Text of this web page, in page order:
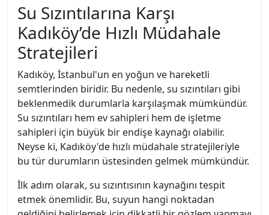
Su Sızıntılarına Karşı
Kadıköy’de Hızlı Müdahale
Stratejileri
Kadıköy, İstanbul'un en yoğun ve hareketli
semtlerinden biridir. Bu nedenle, su sızıntıları gibi
beklenmedik durumlarla karşılaşmak mümkündür.
Su sızıntıları hem ev sahipleri hem de işletme
sahipleri için büyük bir endişe kaynağı olabilir.
Neyse ki, Kadıköy'de hızlı müdahale stratejileriyle
bu tür durumların üstesinden gelmek mümkündür.
İlk adım olarak, su sızıntısının kaynağını tespit
etmek önemlidir. Bu, suyun hangi noktadan